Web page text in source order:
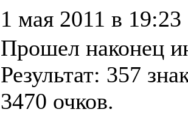
1 мая 2011 в 19:23
Прошел наконец
Результат: 357
3470 очков.